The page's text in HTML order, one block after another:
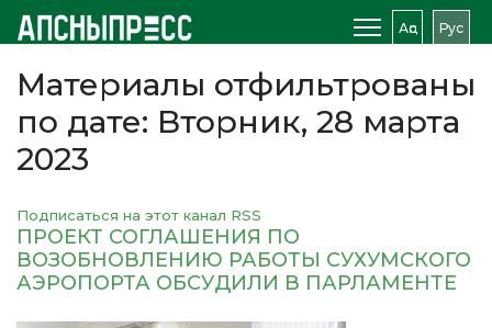
Аԥс Рус
Материалы отфильтрованы
по дате: Вторник, 28 марта
2023
Подписаться на этот канал RSS
ПРОЕКТ СОГЛАШЕНИЯ ПО
ВОЗОБНОВЛЕНИЮ РАБОТЫ СУХУМСКОГО
АЭРОПОРТА ОБСУДИЛИ В ПАРЛАМЕНТЕ